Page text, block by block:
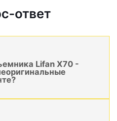
ответ
Lifan X70 -